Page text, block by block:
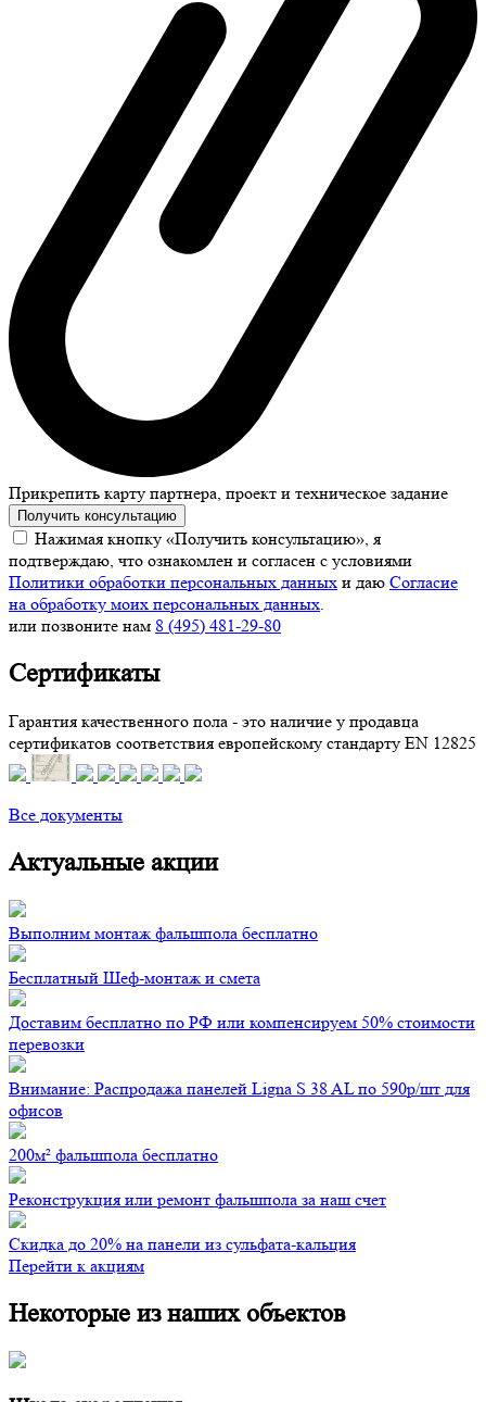
Прикрепить карту партнера, проект и техническое задание
Получить консультацию
Нажимая кнопку «Получить консультацию», я
подтверждаю, что ознакомлен и согласен с условиями
Политики обработки персональных данных и даю Согласие
на обработку моих персональных данных.
или позвоните нам 8 (495) 481-29-80
Сертификаты
Гарантия качественного пола - это наличие у продавца
сертификатов соответствия европейскому стандарту EN 12825
Все документы
Актуальные акции
Выполним монтаж фальшпола бесплатно
Бесплатный Шеф-монтаж и смета
Доставим бесплатно по РФ или компенсируем 50% стоимости
перевозки
Внимание: Распродажа панелей Ligna S 38 AL по 590р/шт для
офисов
200м² фальшпола бесплатно
Реконструкция или ремонт фальшпола за наш счет
Скидка до 20% на панели из сульфата-кальция
Перейти к акциям
Некоторые из наших объектов